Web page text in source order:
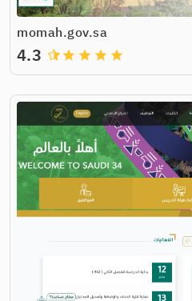
momah.gov.sa
grade
grade
grade
grade
4.3